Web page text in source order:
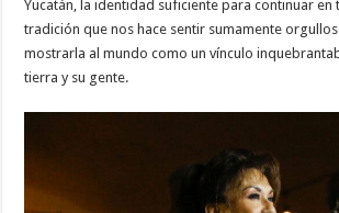
Yucatán, la identidad suficiente para continuar en
tradición que nos hace sentir sumamente
mostrarla al mundo como un vínculo
tierra y su gente.